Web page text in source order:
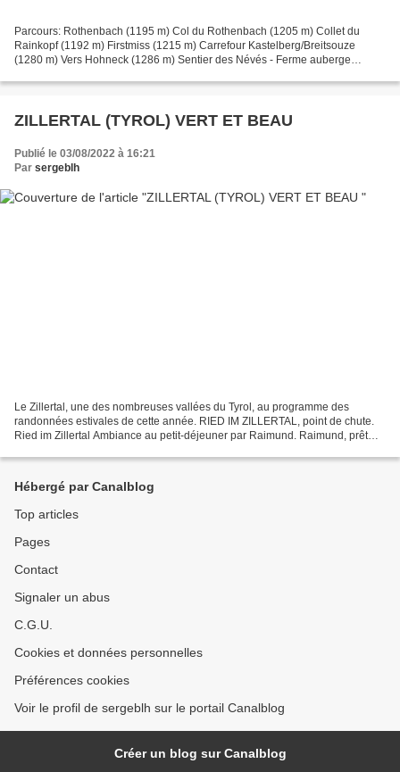
Parcours: Rothenbach (1195 m) Col du Rothenbach (1205 m) Collet du
Rainkopf (1192 m) Firstmiss (1215 m) Carrefour Kastelberg/Breitsouze
(1280 m) Vers Hohneck (1286 m) Sentier des Névés - Ferme auberge
ZILLERTAL (TYROL) VERT ET BEAU
Publié le 03/08/2022 à 16:21
Par sergeblh
Le Zillertal, une des nombreuses vallées du Tyrol, au programme des
randonnées estivales de cette année. RIED IM ZILLERTAL, point de chute.
Ried im Zillertal Ambiance au petit-déjeuner par Raimund. Raimund, prêt
Hébergé par Canalblog
Top articles
Pages
Contact
Signaler un abus
C.G.U.
Cookies et données personnelles
Préférences cookies
Voir le profil de sergeblh sur le portail Canalblog
Créer un blog sur Canalblog